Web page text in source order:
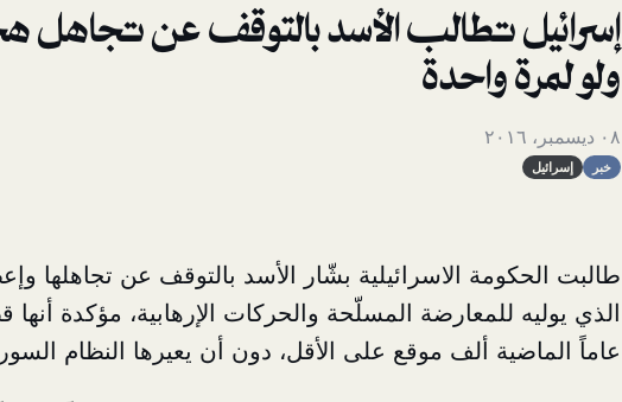
إسرائيل تطالب الأسد بالتوقف عن تجاهل
ولو لمرة واحدة
٠٨ ديسمبر، ٢٠١٦
خبر إسرائيل
طالبت الحكومة الاسرائيلية بشّار الأسد بالتوقف عن تجاهلها
الذي يوليه للمعارضة المسلّحة والحركات الإرهابية، مؤكدة
عاماً الماضية ألف موقع على الأقل، دون أن يعيرها النظام